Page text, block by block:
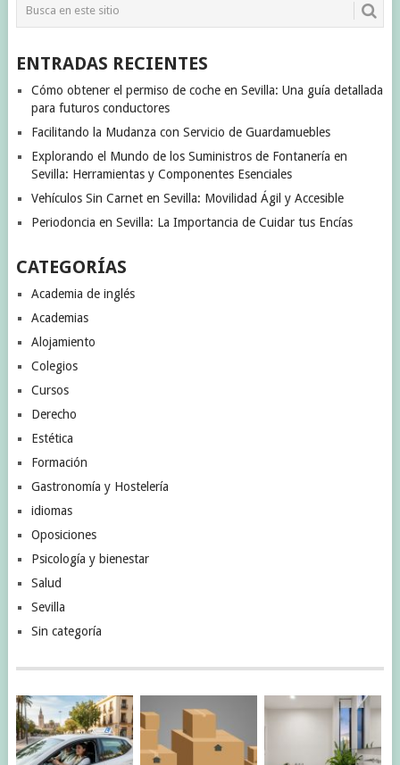
ENTRADAS RECIENTES
Cómo obtener el permiso de coche en Sevilla: Una guía detallada
para futuros conductores
Facilitando la Mudanza con Servicio de Guardamuebles
Explorando el Mundo de los Suministros de Fontanería en
Sevilla: Herramientas y Componentes Esenciales
Vehículos Sin Carnet en Sevilla: Movilidad Ágil y Accesible
Periodoncia en Sevilla: La Importancia de Cuidar tus Encías
CATEGORÍAS
Academia de inglés
Academias
Alojamiento
Colegios
Cursos
Derecho
Estética
Formación
Gastronomía y Hostelería
idiomas
Oposiciones
Psicología y bienestar
Salud
Sevilla
Sin categoría